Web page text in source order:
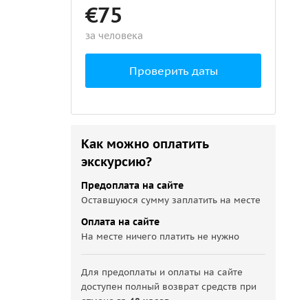
€75
за человека
Проверить даты
Как можно оплатить
экскурсию?
Предоплата на сайте
Оставшуюся сумму заплатить на месте
Оплата на сайте
На месте ничего платить не нужно
Для предоплаты и оплаты на сайте
доступен полный возврат средств при